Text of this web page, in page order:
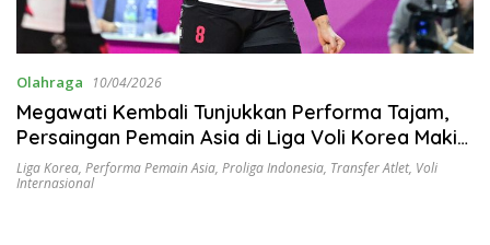
Olahraga 10/04/2026
Megawati Kembali Tunjukkan Performa Tajam,
Persaingan Pemain Asia di Liga Voli Korea Makin
Ketat
Liga Korea, Performa Pemain Asia, Proliga Indonesia, Transfer Atlet, Voli
Internasional